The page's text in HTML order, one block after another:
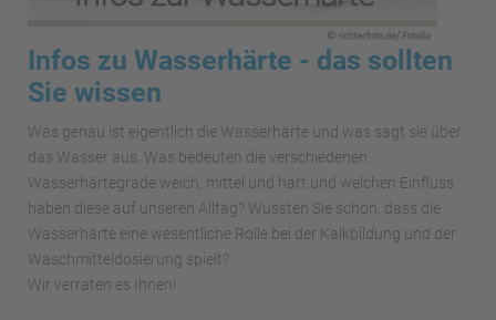
Infos zu Wasserhärte - das sollten
Sie wissen
Was genau ist eigentlich die Wasserhärte und was sagt sie über
das Wasser aus. Was bedeuten die verschiedenen
Wasserhärtegrade weich, mittel und hart und welchen Einfluss
haben diese auf unseren Alltag? Wussten Sie schon, dass die
Wasserhärte eine wesentliche Rolle bei der Kalkbildung und der
Waschmitteldosierung spielt?
Wir verraten es Ihnen!